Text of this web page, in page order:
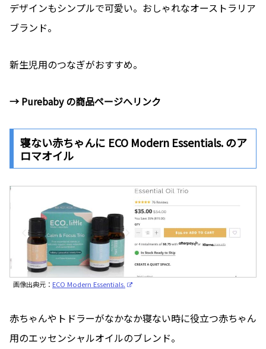
デザインもシンプルで可愛い。おしゃれなオーストラリア
ブランド。
新生児用のつなぎがおすすめ。
→ Purebaby の商品ページへリンク
寝ない赤ちゃんに ECO Modern Essentials. のア
ロマオイル
画像出典元： ECO Modern Essentials.
赤ちゃんやトドラーがなかなか寝ない時に役立つ赤ちゃん
用のエッセンシャルオイルのブレンド。